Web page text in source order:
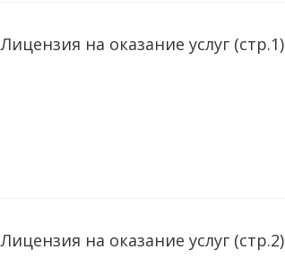
Лицензия на оказание услуг (стр.1)
Лицензия на оказание услуг (стр.2)